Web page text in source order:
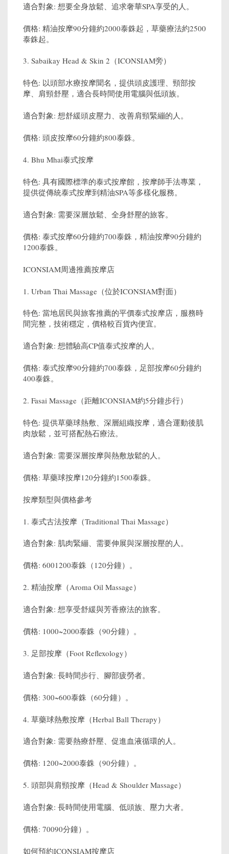
適合對象: 想要全身放鬆、追求奢華SPA享受的人。
價格: 精油按摩90分鐘約2000泰銖起，草藥療法約2500
泰銖起。
3. Sabaikay Head & Skin 2（ICONSIAM旁）
特色: 以頭部水療按摩聞名，提供頭皮護理、頸部按
摩、肩頸舒壓，適合長時間使用電腦與低頭族。
適合對象: 想舒緩頭皮壓力、改善肩頸緊繃的人。
價格: 頭皮按摩60分鐘約800泰銖。
4. Bhu Mhai泰式按摩
特色: 具有國際標準的泰式按摩館，按摩師手法專業，
提供從傳統泰式按摩到精油SPA等多樣化服務。
適合對象: 需要深層放鬆、全身舒壓的旅客。
價格: 泰式按摩60分鐘約700泰銖，精油按摩90分鐘約
1200泰銖。
ICONSIAM周邊推薦按摩店
1. Urban Thai Massage（位於ICONSIAM對面）
特色: 當地居民與旅客推薦的平價泰式按摩店，服務時
間完整，技術穩定，價格較百貨內便宜。
適合對象: 想體驗高CP值泰式按摩的人。
價格: 泰式按摩90分鐘約700泰銖，足部按摩60分鐘約
400泰銖。
2. Fasai Massage（距離ICONSIAM約5分鐘步行）
特色: 提供草藥球熱敷、深層組織按摩，適合運動後肌
肉放鬆，並可搭配熱石療法。
適合對象: 需要深層按摩與熱敷放鬆的人。
價格: 草藥球按摩120分鐘約1500泰銖。
按摩類型與價格參考
1. 泰式古法按摩（Traditional Thai Massage）
適合對象: 肌肉緊繃、需要伸展與深層按壓的人。
價格: 6001200泰銖（120分鐘）。
2. 精油按摩（Aroma Oil Massage）
適合對象: 想享受舒緩與芳香療法的旅客。
價格: 1000~2000泰銖（90分鐘）。
3. 足部按摩（Foot Reflexology）
適合對象: 長時間步行、腳部疲勞者。
價格: 300~600泰銖（60分鐘）。
4. 草藥球熱敷按摩（Herbal Ball Therapy）
適合對象: 需要熱療舒壓、促進血液循環的人。
價格: 1200~2000泰銖（90分鐘）。
5. 頭部與肩頸按摩（Head & Shoulder Massage）
適合對象: 長時間使用電腦、低頭族、壓力大者。
價格: 70090分鐘）。
如何預約ICONSIAM按摩店